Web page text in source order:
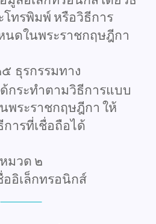
โทรพิมพ์ หรือวิธีการ
ดในพระราชกฤษฎีกา
ธุรกรรมทาง
กระทำตามวิธีการแบบ
พระราชกฤษฎีกา ให้
ารที่เชื่อถือได้
หมวด ๒
อิเล็กทรอนิกส์